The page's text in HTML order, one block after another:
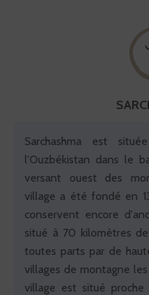
Sarchashma est
l'Ouzbékistan dans le
versant ouest des
village a été fondé en
conservent encore
situé à 70 kilomètres
toutes parts par de
villages de montagne les
village est situé